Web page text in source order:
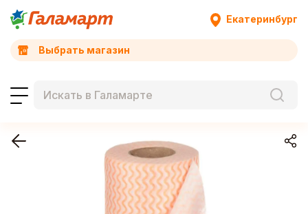
Екатеринбург
Выбрать магазин